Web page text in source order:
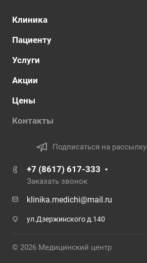
Клиника
Пациенту
Услуги
Акции
Цены
Контакты
Подписаться на рассылку
+7 (8617) 617-333
Заказать звонок
klinika.medichi@mail.ru
ул.Дзержинского д.140
© 2026 Медицинский центр